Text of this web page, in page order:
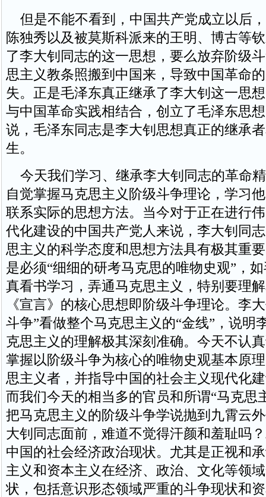
但是不能不看到，中国共产党成立以后
陈独秀以及被莫斯科派来的王明、博古等
了李大钊同志的这一思想，要么放弃阶级
思主义教条照搬到中国来，导致中国革命
失。正是毛泽东真正继承了李大钊这一思
与中国革命实践相结合，创立了毛泽东思
说，毛泽东同志是李大钊思想真正的继承
生。
今天我们学习、继承李大钊同志的革命
自觉掌握马克思主义阶级斗争理论，学习
联系实际的思想方法。当今对于正在进行
代化建设的中国共产党人来说，李大钊同
思主义的科学态度和思想方法具有极其重
是必须“细细的研考马克思的唯物史观”，
真看书学习，弄通马克思主义，特别要理
《宣言》的核心思想即阶级斗争理论。李
斗争”看做整个马克思主义的“金线”，说明
克思主义的理解极其深刻准确。今天不认
掌握以阶级斗争为核心的唯物史观基本原
思主义者，并指导中国的社会主义现代化
而我们今天的相当多的官员和所谓“马克思
把马克思主义的阶级斗争学说抛到九霄云
大钊同志面前，难道不觉得汗颜和羞耻吗
中国的社会经济政治现状。尤其是正视和
主义和资本主义在经济、政治、文化等领
状，包括意识形态领域严重的斗争现状和